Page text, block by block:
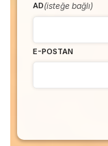
AD(isteğe bağlı)
E-POSTAN